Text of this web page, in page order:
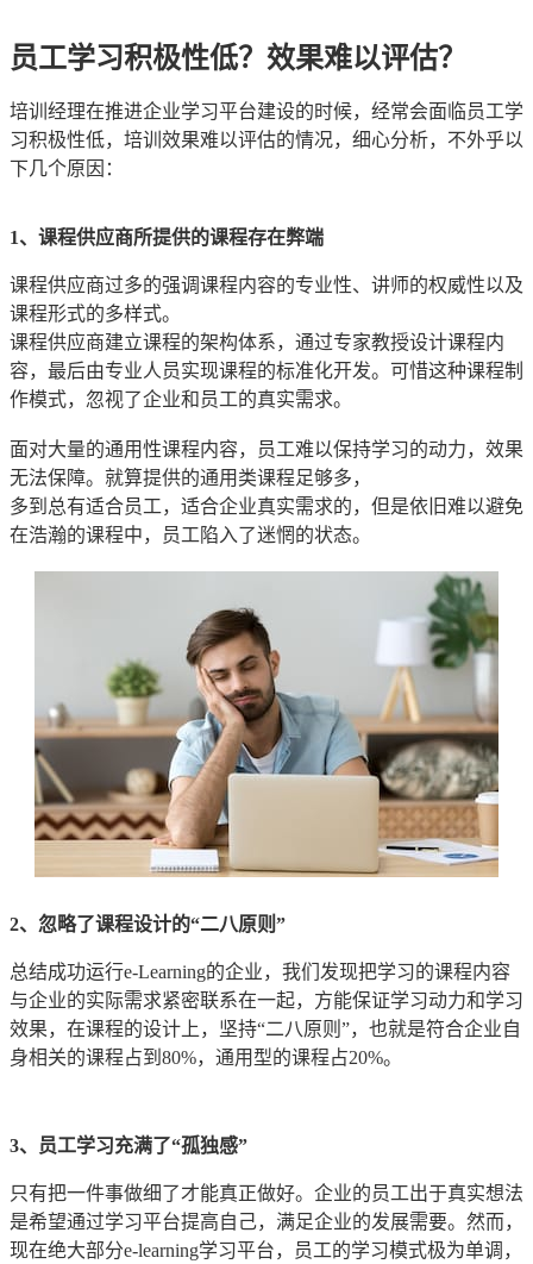
员工学习积极性低？效果难以评估？
培训经理在推进企业学习平台建设的时候，经常会面临员工学
习积极性低，培训效果难以评估的情况，细心分析，不外乎以
下几个原因：
1、课程供应商所提供的课程存在弊端
课程供应商过多的强调课程内容的专业性、讲师的权威性以及
课程形式的多样式。
课程供应商建立课程的架构体系，通过专家教授设计课程内
容，最后由专业人员实现课程的标准化开发。可惜这种课程制
作模式，忽视了企业和员工的真实需求。
面对大量的通用性课程内容，员工难以保持学习的动力，效果
无法保障。就算提供的通用类课程足够多，
多到总有适合员工，适合企业真实需求的，但是依旧难以避免
在浩瀚的课程中，员工陷入了迷惘的状态。
2、忽略了课程设计的“二八原则”
总结成功运行e-Learning的企业，我们发现把学习的课程内容
与企业的实际需求紧密联系在一起，方能保证学习动力和学习
效果，在课程的设计上，坚持“二八原则”，也就是符合企业自
身相关的课程占到80%，通用型的课程占20%。
3、员工学习充满了“孤独感”
只有把一件事做细了才能真正做好。企业的员工出于真实想法
是希望通过学习平台提高自己，满足企业的发展需要。然而，
现在绝大部分e-learning学习平台，员工的学习模式极为单调，